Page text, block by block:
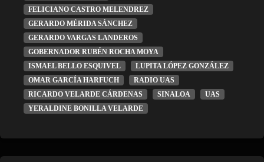
FELICIANO CASTRO MELENDREZ
GERARDO MÉRIDA SÁNCHEZ
GERARDO VARGAS LANDEROS
GOBERNADOR RUBÉN ROCHA MOYA
ISMAEL BELLO ESQUIVEL
LUPITA LÓPEZ GONZÁLEZ
OMAR GARCÍA HARFUCH
RADIO UAS
RICARDO VELARDE CÁRDENAS
SINALOA
UAS
YERALDINE BONILLA VELARDE